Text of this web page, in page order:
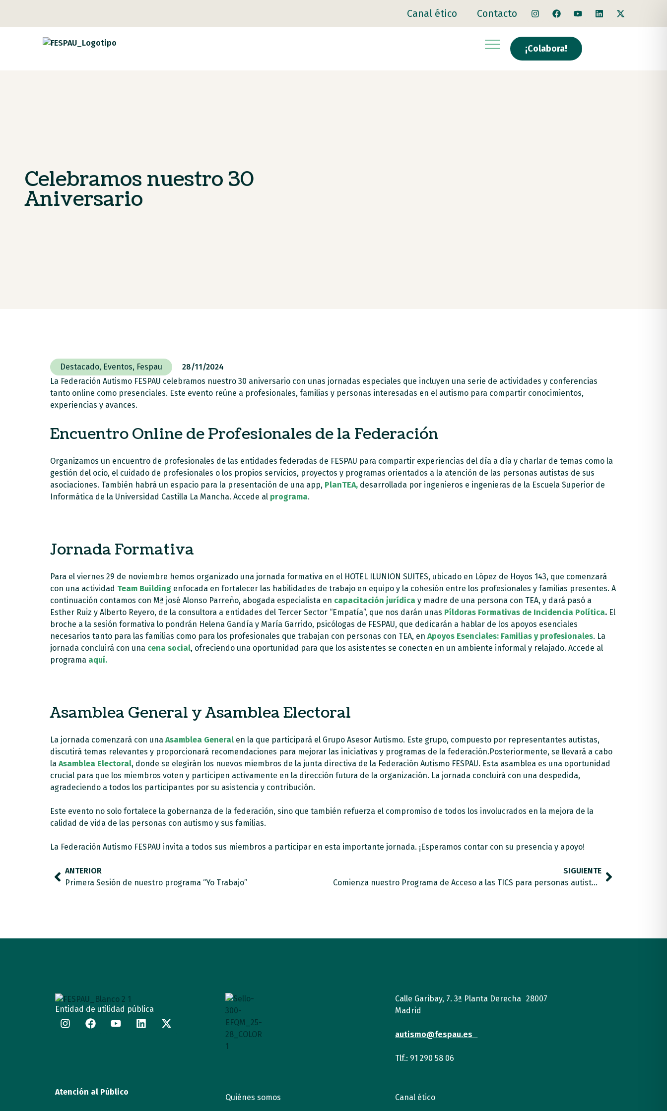
Canal ético Contacto
¡Colabora!
Celebramos nuestro 30
Aniversario
Destacado, Eventos, Fespau
28/11/2024
La Federación Autismo FESPAU celebramos nuestro 30 aniversario con unas jornadas especiales que incluyen una serie de actividades y conferencias
tanto online como presenciales. Este evento reúne a profesionales, familias y personas interesadas en el autismo para compartir conocimientos,
experiencias y avances.
Encuentro Online de Profesionales de la Federación
Organizamos un encuentro de profesionales de las entidades federadas de FESPAU para compartir experiencias del día a día y charlar de temas como la
gestión del ocio, el cuidado de profesionales o los propios servicios, proyectos y programas orientados a la atención de las personas autistas de sus
asociaciones. También habrá un espacio para la presentación de una app, PlanTEA,desarrollada por ingenieros e ingenieras de la Escuela Superior de
Informática de la Universidad Castilla La Mancha. Accede al programa.
Jornada Formativa
Para el viernes 29 de noviembre hemos organizado una jornada formativa en el HOTEL ILUNION SUITES, ubicado en López de Hoyos 143, que comenzará
con una actividad Team Building enfocada en fortalecer las habilidades de trabajo en equipo y la cohesión entre los profesionales y familias presentes. A
continuación contamos con Mª josé Alonso Parreño, abogada especialista en capacitación jurídica y madre de una persona con TEA, y dará pasó a
Esther Ruiz y Alberto Reyero, de la consultora a entidades del Tercer Sector “Empatía”, que nos darán unas Píldoras Formativas de Incidencia Política. El
broche a la sesión formativa lo pondrán Helena Gandía y María Garrido, psicólogas de FESPAU, que dedicarán a hablar de los apoyos esenciales
necesarios tanto para las familias como para los profesionales que trabajan con personas con TEA, en Apoyos Esenciales: Familias y profesionales. La
jornada concluirá con una cena social, ofreciendo una oportunidad para que los asistentes se conecten en un ambiente informal y relajado. Accede al
programa aquí.
Asamblea General y Asamblea Electoral
La jornada comenzará con una Asamblea General en la que participará el Grupo Asesor Autismo. Este grupo, compuesto por representantes autistas,
discutirá temas relevantes y proporcionará recomendaciones para mejorar las iniciativas y programas de la federación.Posteriormente, se llevará a cabo
la Asamblea Electoral, donde se elegirán los nuevos miembros de la junta directiva de la Federación Autismo FESPAU. Esta asamblea es una oportunidad
crucial para que los miembros voten y participen activamente en la dirección futura de la organización. La jornada concluirá con una despedida,
agradeciendo a todos los participantes por su asistencia y contribución.
Este evento no solo fortalece la gobernanza de la federación, sino que también refuerza el compromiso de todos los involucrados en la mejora de la
calidad de vida de las personas con autismo y sus familias.
La Federación Autismo FESPAU invita a todos sus miembros a participar en esta importante jornada. ¡Esperamos contar con su presencia y apoyo!
ANTERIOR
Primera Sesión de nuestro programa “Yo Trabajo”
SIGUIENTE
Comienza nuestro Programa de Acceso a las TICS para personas autistas con necesidades de apoyo complejas.
Entidad de utilidad pública
Calle Garibay, 7. 3ª Planta Derecha 28007
Madrid
autismo@fespau.es
Tlf.: 91 290 58 06
Atención al Público
Quiénes somos Canal ético